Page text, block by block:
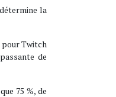
la
pour Twitch
de
75 %, de